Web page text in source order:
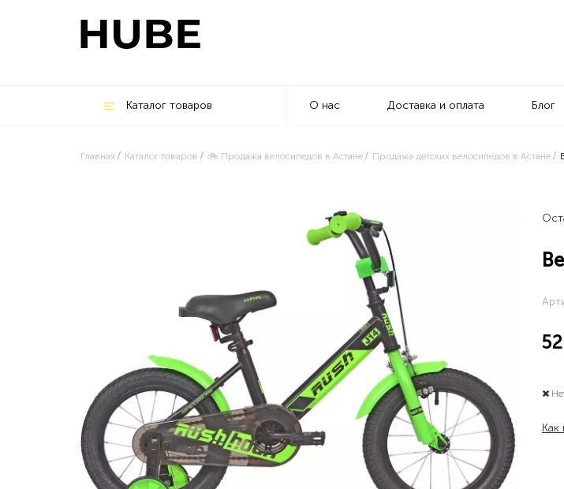
Каталог товаров О нас Доставка и оплата Блог
Главная Каталог товаров 🚲 Продажа велосипедов в Астане Продажа детских велосипедов в Астане
Как